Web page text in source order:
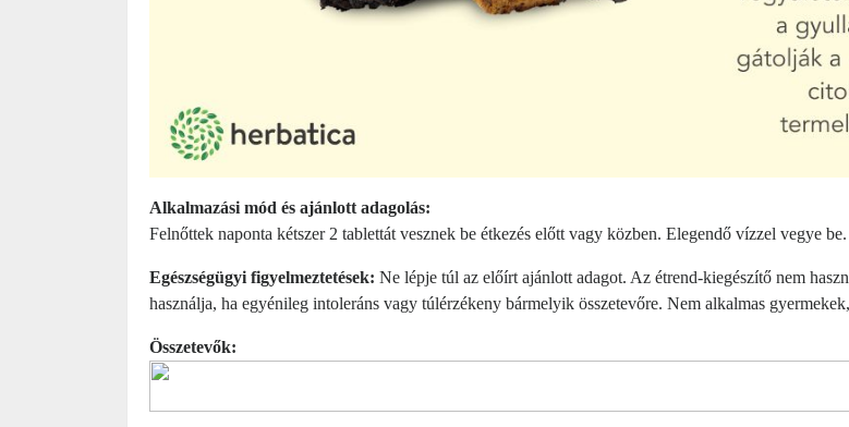
Alkalmazási mód és ajánlott adagolás:
Felnőttek naponta kétszer 2 tablettát vesznek be étkezés előtt vagy közben. Elegendő vízzel vegye
Egészségügyi figyelmeztetések: Ne lépje túl az előírt ajánlott adagot. Az étrend-kiegészítő nem
használja, ha egyénileg intoleráns vagy túlérzékeny bármelyik összetevőre. Nem alkalmas
Összetevők: